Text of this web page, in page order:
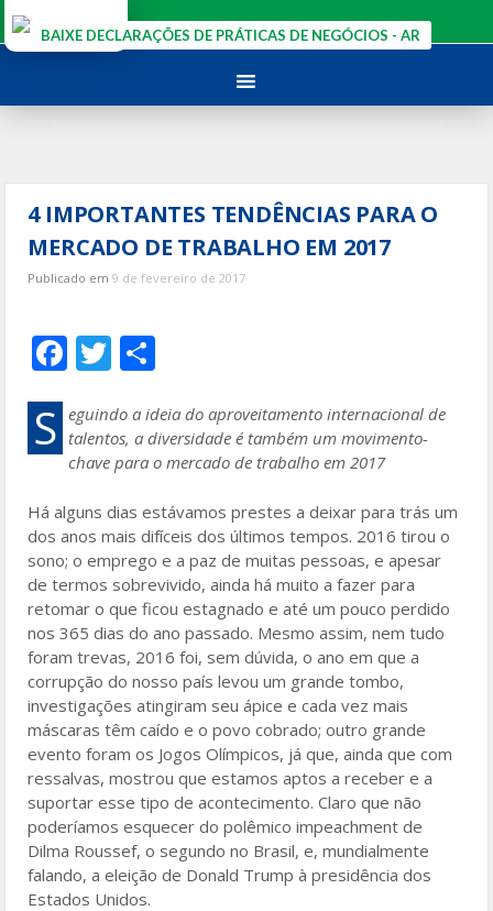
para
BAIXE DECLARAÇÕES DE PRÁTICAS DE NEGÓCIOS - AR
4 IMPORTANTES TENDÊNCIAS PARA O
MERCADO DE TRABALHO EM 2017
Publicado em9 de fevereiro de 2017
F
ac
e
b
o
k
T
w
itt
er
ar
e
S eguindo a ideia do aproveitamento internacional de
talentos, a diversidade é também um movimento-
chave para o mercado de trabalho em 2017
Há alguns dias estávamos prestes a deixar para trás um
dos anos mais difíceis dos últimos tempos. 2016 tirou o
sono; o emprego e a paz de muitas pessoas, e apesar
de termos sobrevivido, ainda há muito a fazer para
retomar o que ficou estagnado e até um pouco perdido
nos 365 dias do ano passado. Mesmo assim, nem tudo
foram trevas, 2016 foi, sem dúvida, o ano em que a
corrupção do nosso país levou um grande tombo,
investigações atingiram seu ápice e cada vez mais
máscaras têm caído e o povo cobrado; outro grande
evento foram os Jogos Olímpicos, já que, ainda que com
ressalvas, mostrou que estamos aptos a receber e a
suportar esse tipo de acontecimento. Claro que não
poderíamos esquecer do polêmico impeachment de
Dilma Roussef, o segundo no Brasil, e, mundialmente
falando, a eleição de Donald Trump à presidência dos
Estados Unidos.